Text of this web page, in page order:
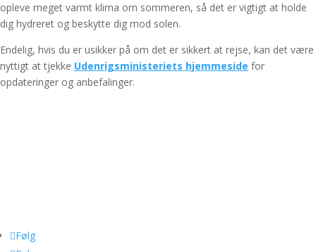
opleve meget varmt klima om sommeren, så det er vigtigt at holde
dig hydreret og beskytte dig mod solen.
Endelig, hvis du er usikker på om det er sikkert at rejse, kan det være
nyttigt at tjekke Udenrigsministeriets hjemmeside for
opdateringer og anbefalinger.
Følg